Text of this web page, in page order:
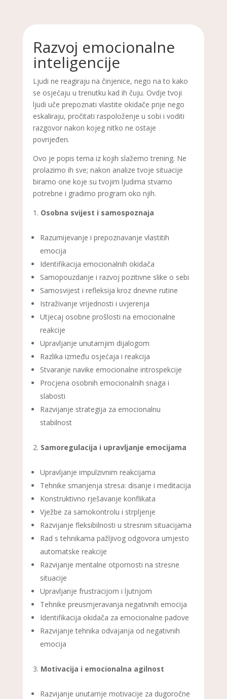
Razvoj emocionalne
inteligencije
Ljudi ne reagiraju na činjenice, nego na to kako
se osjećaju u trenutku kad ih čuju. Ovdje tvoji
ljudi uče prepoznati vlastite okidače prije nego
eskaliraju, pročitati raspoloženje u sobi i voditi
razgovor nakon kojeg nitko ne ostaje
povrijeđen.
Ovo je popis tema iz kojih slažemo trening. Ne
prolazimo ih sve; nakon analize tvoje situacije
biramo one koje su tvojim ljudima stvarno
potrebne i gradimo program oko njih.
Osobna svijest i samospoznaja
Razumijevanje i prepoznavanje vlastitih
emocija
Identifikacija emocionalnih okidača
Samopouzdanje i razvoj pozitivne slike o sebi
Samosvijest i refleksija kroz dnevne rutine
Istraživanje vrijednosti i uvjerenja
Utjecaj osobne prošlosti na emocionalne
reakcije
Upravljanje unutarnjim dijalogom
Razlika između osjećaja i reakcija
Stvaranje navike emocionalne introspekcije
Procjena osobnih emocionalnih snaga i
slabosti
Razvijanje strategija za emocionalnu
stabilnost
Samoregulacija i upravljanje emocijama
Upravljanje impulzivnim reakcijama
Tehnike smanjenja stresa: disanje i meditacija
Konstruktivno rješavanje konflikata
Vježbe za samokontrolu i strpljenje
Razvijanje fleksibilnosti u stresnim situacijama
Rad s tehnikama pažljivog odgovora umjesto
automatske reakcije
Razvijanje mentalne otpornosti na stresne
situacije
Upravljanje frustracijom i ljutnjom
Tehnike preusmjeravanja negativnih emocija
Identifikacija okidača za emocionalne padove
Razvijanje tehnika odvajanja od negativnih
emocija
Motivacija i emocionalna agilnost
Razvijanje unutarnje motivacije za dugoročne